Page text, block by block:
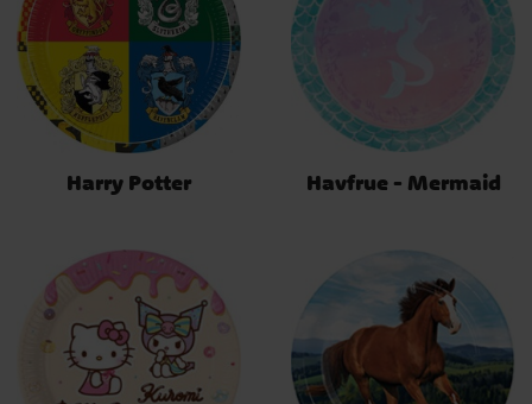
Harry Potter Havfrue - Mermaid